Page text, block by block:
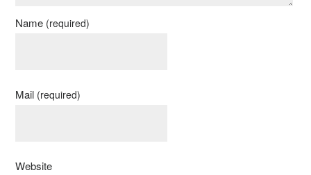
Name (required)
Mail (required)
Website